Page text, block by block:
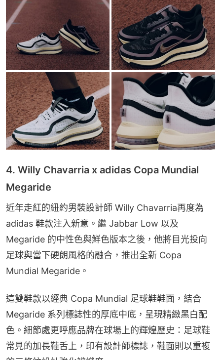
4. Willy Chavarria x adidas Copa Mundial
Megaride
近年走紅的紐約男裝設計師 Willy Chavarria再度為
adidas 鞋款注入新意。繼 Jabbar Low 以及
Megaride 的中性色與鮮色版本之後，他將目光投向
足球與當下硬朗風格的融合，推出全新 Copa
Mundial Megaride。
這雙鞋款以經典 Copa Mundial 足球鞋鞋面，結合
Megaride 系列標誌性的厚底中底，呈現精緻黑白配
色。細節處更呼應品牌在球場上的輝煌歷史：足球鞋
常見的加長鞋舌上，印有設計師標誌，鞋面則以重複